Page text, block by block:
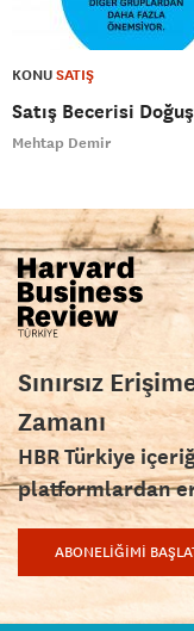
KONUSATIŞ
Satış Becerisi
Mehtap Demir
Sınırsız
Zamanı
HBR Türkiye
platformlardan
ABONELİĞİMİ